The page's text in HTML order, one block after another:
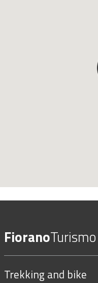
FioranoTurismo
Trekking and bike